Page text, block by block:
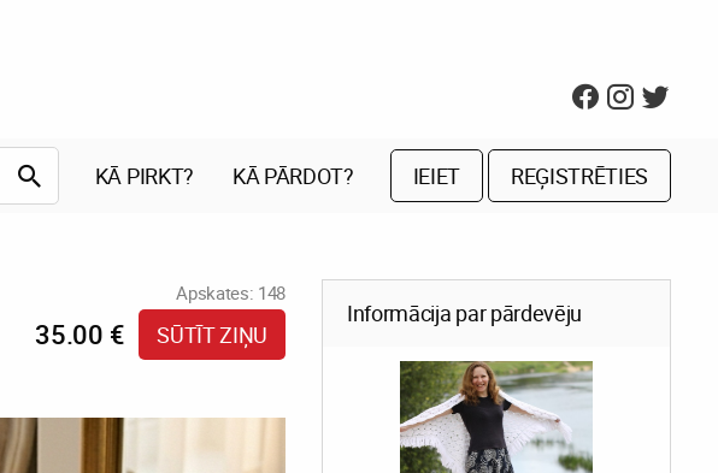
KĀ PIRKT? KĀ PĀRDOT? IEIET REĢISTRĒTIES
Apskates: 148
35.00 € SŪTĪT ZIŅU
Informācija par pārdevēju